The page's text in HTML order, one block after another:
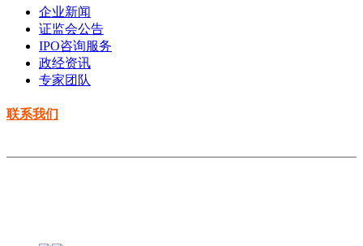
企业新闻
证监会公告
IPO咨询服务
政经资讯
专家团队
联系我们